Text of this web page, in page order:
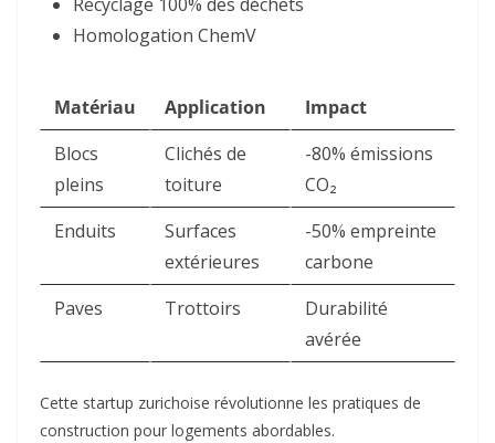
Homologation ChemV
Matériau Application
Impact
Blocs
pleins
Clichés de
toiture
-80% émissions
CO₂
Enduits
Surfaces
extérieures
-50% empreinte
carbone
Paves
Trottoirs
Durabilité
avérée
Cette startup zurichoise révolutionne les pratiques de
construction pour logements abordables.